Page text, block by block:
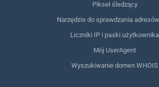
Piksel śledzący
Narzędzie do sprawdzania
Liczniki IP i paski użytkownika
Mój UserAgent
Wyszukiwanie domen WHOIS